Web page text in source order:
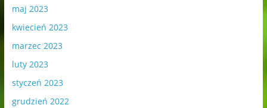
maj 2023
kwiecień 2023
marzec 2023
luty 2023
styczeń 2023
grudzień 2022